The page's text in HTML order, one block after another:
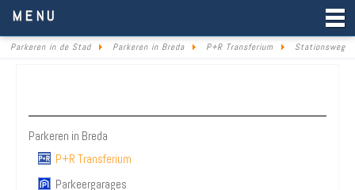
MENU
Parkeren in de Stad Parkeren in Breda P+R Transferium Stationsweg
Parkeren in Breda
P+R Transferium
Parkeergarages